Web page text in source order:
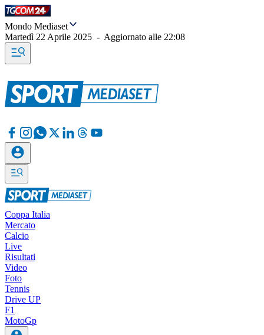
Mondo Mediaset
Martedì 22 Aprile 2025 - Aggiornato alle 22:08
Coppa Italia
Mercato
Calcio
Live
Risultati
Video
Foto
Tennis
Drive UP
F1
MotoGp